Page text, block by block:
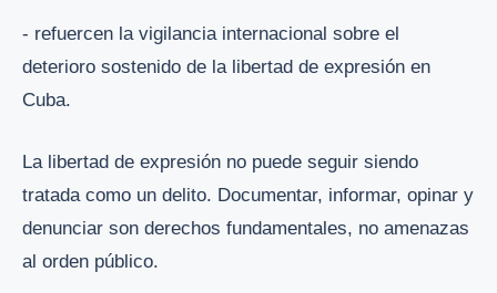
- refuercen la vigilancia internacional sobre el
deterioro sostenido de la libertad de expresión en
Cuba.
La libertad de expresión no puede seguir siendo
tratada como un delito. Documentar, informar, opinar y
denunciar son derechos fundamentales, no amenazas
al orden público.